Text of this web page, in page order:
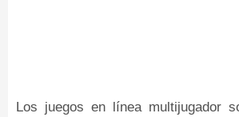
Los juegos en línea multijugador